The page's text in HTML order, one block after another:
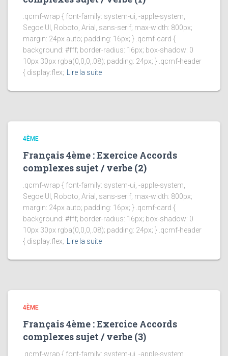
.qcmf-wrap { font-family: system-ui, -apple-system,
Segoe UI, Roboto, Arial, sans-serif; max-width: 800px;
margin: 24px auto; padding: 16px; } .qcmf-card {
background: #fff; border-radius: 16px; box-shadow: 0
10px 30px rgba(0,0,0,.08); padding: 24px; } .qcmf-header
{ display:flex; Lire la suite
4ÈME
Français 4ème : Exercice Accords
complexes sujet / verbe (2)
.qcmf-wrap { font-family: system-ui, -apple-system,
Segoe UI, Roboto, Arial, sans-serif; max-width: 800px;
margin: 24px auto; padding: 16px; } .qcmf-card {
background: #fff; border-radius: 16px; box-shadow: 0
10px 30px rgba(0,0,0,.08); padding: 24px; } .qcmf-header
{ display:flex; Lire la suite
4ÈME
Français 4ème : Exercice Accords
complexes sujet / verbe (3)
.qcmf-wrap { font-family: system-ui, -apple-system,